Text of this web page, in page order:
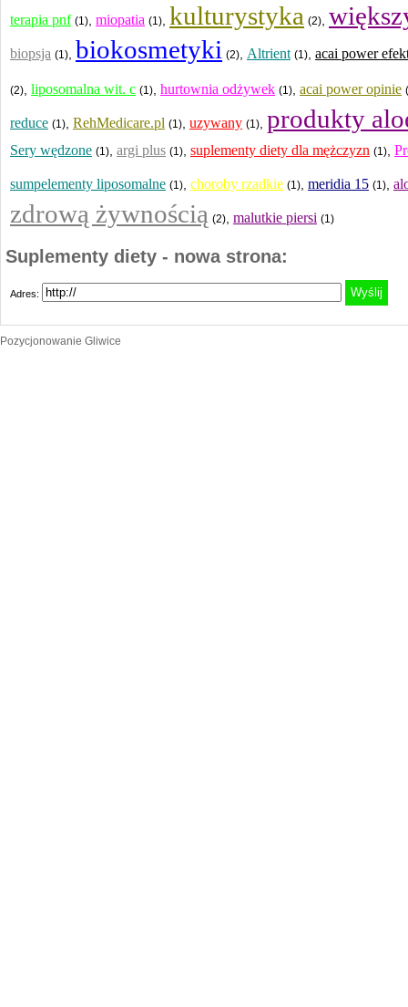
terapia pnf (1), miopatia (1), kulturystyka (2),
biopsja (1), biokosmetyki (2), Altrient (1), acai power
(2), liposomalna wit. c (1), hurtownia odżywek (1), acai power opinie
reduce (1), RehMedicare.pl (1), uzywany (1), produkty
Sery wędzone (1), argi plus (1), suplementy diety dla mężczyzn (1),
sumpelementy liposomalne (1), choroby rzadkie (1), meridia 15 (1),
zdrową żywnością (2), malutkie piersi (1)
Suplementy diety - nowa strona:
Adres:
Pozycjonowanie Gliwice